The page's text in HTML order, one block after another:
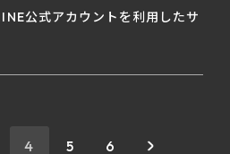
公式アカウントを利用したサ
4 5 6